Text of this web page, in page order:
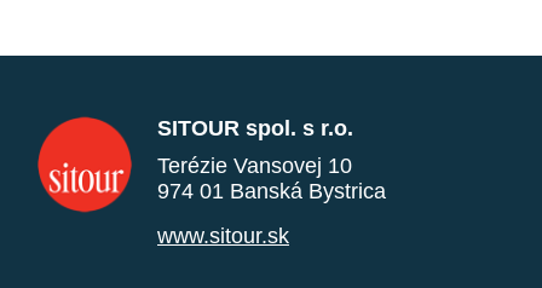
SITOUR spol. s r.o.
Terézie Vansovej 10
974 01 Banská Bystrica
www.sitour.sk